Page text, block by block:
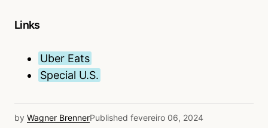
Links
Uber Eats
Special U.S.
by Wagner BrennerPublished fevereiro 06, 2024